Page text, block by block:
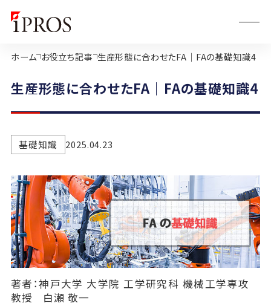
ホーム お役立ち記事 生産形態に合わせたFA｜FAの基礎知識4
生産形態に合わせたFA｜FAの基礎知識4
基礎知識 2025.04.23
著者：神戸大学 大学院 工学研究科 機械工学専攻
教授 白瀬 敬一